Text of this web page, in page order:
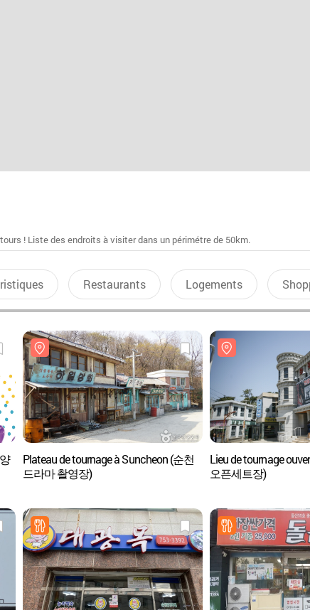
! Liste des endroits à visiter dans un périmétre de 50km.
Restaurants Logements
Plateau de tournage à Suncheon (순천
드라마 촬영장)
Lieu de tournage
오픈세트장)